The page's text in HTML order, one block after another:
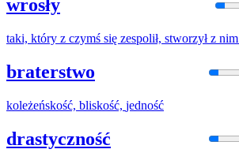
wrosły
taki, który z czymś się zespolił, stworzył z nim
braterstwo
koleżeńskość, bliskość, jedność
drastyczność